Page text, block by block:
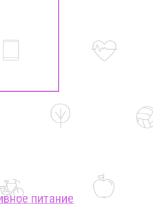
питание